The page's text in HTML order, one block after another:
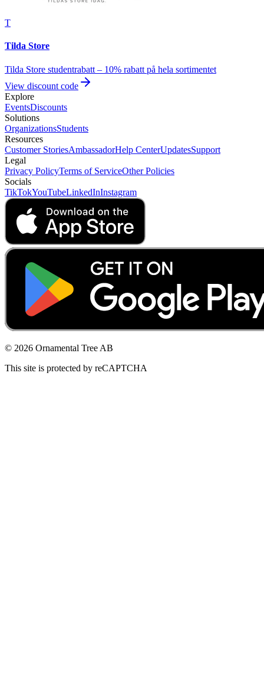
T
Tilda Store
Tilda Store studentrabatt – 10% rabatt på hela sortimentet
View discount code
Explore
EventsDiscounts
Solutions
OrganizationsStudents
Resources
Customer StoriesAmbassadorHelp CenterUpdatesSupport
Legal
Privacy PolicyTerms of ServiceOther Policies
Socials
TikTokYouTubeLinkedInInstagram
© 2026 Ornamental Tree AB
This site is protected by reCAPTCHA